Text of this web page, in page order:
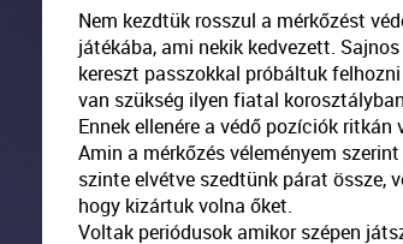
Nem kezdtük rosszul a mérkőzést
játékába, ami nekik kedvezett.
kereszt passzokkal próbáltuk
van szükség ilyen fiatal
Ennek ellenére a védő pozíciók
Amin a mérkőzés véleményem
szinte elvétve szedtünk párat össze,
hogy kizártuk volna őket.
Voltak periódusok amikor szépen